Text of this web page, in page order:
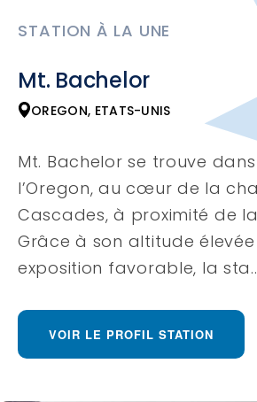
STATION À LA UNE
Mt. Bachelor
OREGON, ETATS-UNIS
Mt. Bachelor se trouve
l’Oregon, au cœur de la
Cascades, à proximité de
Grâce à son altitude
exposition favorable, la
VOIR LE PROFIL STATION